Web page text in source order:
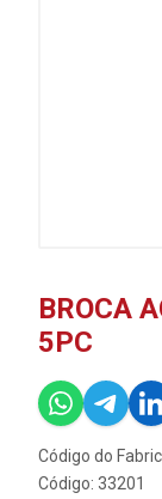
BROCA
5PC
Código do
Código: 33201